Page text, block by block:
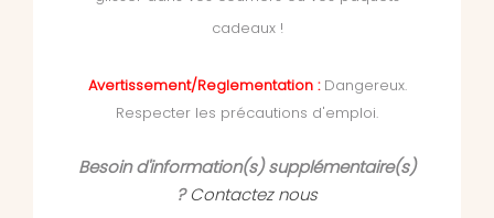
cadeaux !
Avertissement/Reglementation :Dangereux.
Respecter les précautions d'emploi.
Besoin d'information(s) supplémentaire(s)
?Contactez nous